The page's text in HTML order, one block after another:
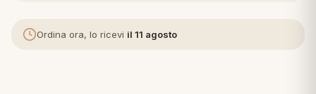
letto
Ordina ora, lo ricevi il 11 agosto